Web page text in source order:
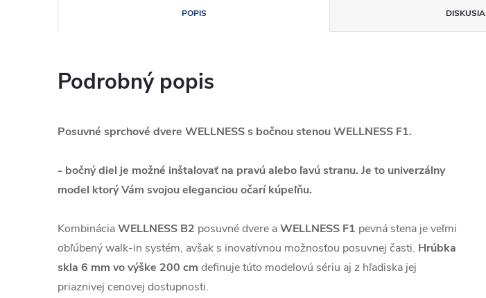
POPIS DISKUSIA
Podrobný popis
Posuvné sprchové dvere WELLNESS s bočnou stenou WELLNESS F1.
- bočný diel je možné inštalovať na pravú alebo ľavú stranu. Je to univerzálny
model ktorý Vám svojou eleganciou očarí kúpeľňu.
KombináciaWELLNESS B2 posuvné dvere aWELLNESS F1 pevná stena je veľmi
obľúbený walk-in systém, avšak s inovatívnou možnosťou posuvnej časti. Hrúbka
skla 6 mm vo výške 200 cm definuje túto modelovú sériu aj z hľadiska jej
priaznivej cenovej dostupnosti.